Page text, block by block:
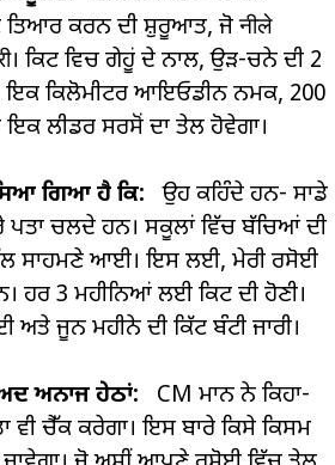
ਤਿਆਰ ਕਰਨ ਦੀ ਸ਼ੁਰੂਆਤ, ਜੋ नीले
ਕਿਟ ਵਿਚ ਗੇਹੂਂ ਦੇ ਨਾਲ, ਉੜ-ਚਨੇ ਦੀ 2
ਇਕ ਕਿਲੋਮੀਟਰ ਆਇਓਡੀਨ ਨਮਕ, 200
ਇਕ ਲੀਡਰ ਸਰਸੋਂ ਦਾ ਤੇਲ ਹੋਵੇਗਾ।
ਗਿਆ ਹੈ ਕਿ: ਉਹ ਕਹਿੰਦੇ ਹਨ- ਸਾਡੇ
ਚਲਦੇ ਹਨ। ਸਕੂਲਾਂ ਵਿੱਚ ਬੱਚਿਆਂ ਦੀ
ਸਾਹਮਣੇ ਆਈ। ਇਸ ਲਈ, ਮੇਰੀ ਰਸੋਈ
ਹਰ 3 ਮਹੀਨਿਆਂ ਲਈ ਕਿਟ ਦੀ ਹੋਣੀ।
ਅਤੇ ਜੂਨ ਮਹੀਨੇ ਦੀ ਕਿੱਟ ਬੰਟੀ ਜਾਰੀ।
ਅਨਾਜ ਹੇਠਾਂ: CM ਮਾਨ ਨੇ ਕਿਹਾ-
ਵੀ ਚੈੱਕ ਕਰੇਗਾ। ਇਸ ਬਾਰੇ ਕਿਸੇ ਕਿਸਮ